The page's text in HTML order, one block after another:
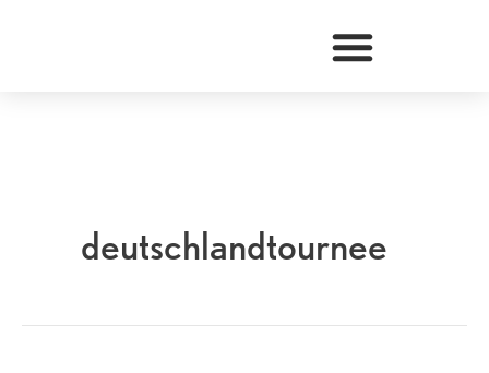
deutschlandtournee